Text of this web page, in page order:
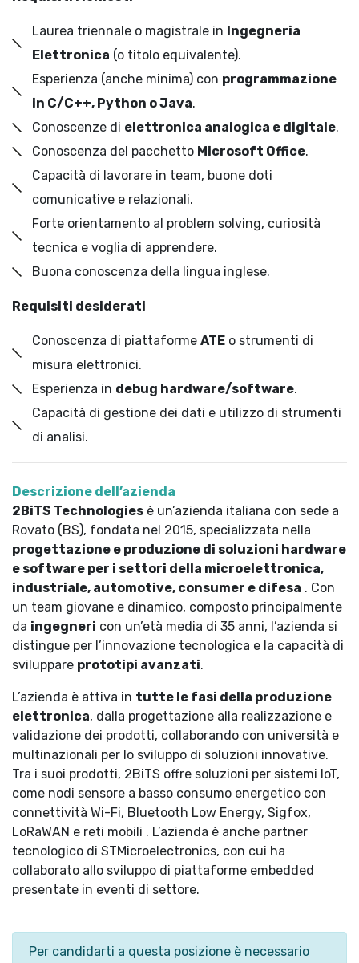
Laurea triennale o magistrale in Ingegneria
Elettronica (o titolo equivalente).
Esperienza (anche minima) con programmazione
in C/C++, Python o Java.
Conoscenze di elettronica analogica e digitale.
Conoscenza del pacchetto Microsoft Office.
Capacità di lavorare in team, buone doti
comunicative e relazionali.
Forte orientamento al problem solving, curiosità
tecnica e voglia di apprendere.
Buona conoscenza della lingua inglese.
Requisiti desiderati
Conoscenza di piattaforme ATE o strumenti di
misura elettronici.
Esperienza in debug hardware/software.
Capacità di gestione dei dati e utilizzo di strumenti
di analisi.
Descrizione dell’azienda
2BiTS Technologies è un’azienda italiana con sede a
Rovato (BS), fondata nel 2015, specializzata nella
progettazione e produzione di soluzioni hardware
e software per i settori della microelettronica,
industriale, automotive, consumer e difesa . Con
un team giovane e dinamico, composto principalmente
da ingegneri con un’età media di 35 anni, l’azienda si
distingue per l’innovazione tecnologica e la capacità di
sviluppare prototipi avanzati.
L’azienda è attiva in tutte le fasi della produzione
elettronica, dalla progettazione alla realizzazione e
validazione dei prodotti, collaborando con università e
multinazionali per lo sviluppo di soluzioni innovative.
Tra i suoi prodotti, 2BiTS offre soluzioni per sistemi IoT,
come nodi sensore a basso consumo energetico con
connettività Wi-Fi, Bluetooth Low Energy, Sigfox,
LoRaWAN e reti mobili . L’azienda è anche partner
tecnologico di STMicroelectronics, con cui ha
collaborato allo sviluppo di piattaforme embedded
presentate in eventi di settore.
Per candidarti a questa posizione è necessario